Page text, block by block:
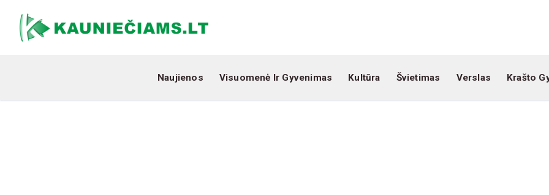
Naujienos Visuomenė Ir Gyvenimas Kultūra Švietimas Verslas Krašto